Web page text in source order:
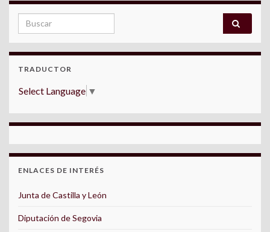
Search for:
TRADUCTOR
Select Language ▼
ENLACES DE INTERÉS
Junta de Castilla y León
Diputación de Segovia